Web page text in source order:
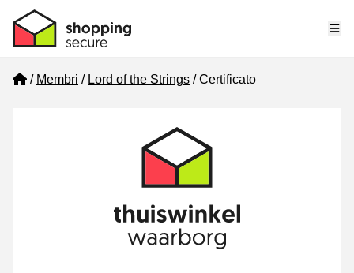
Home
Membri Lord of the Strings Certificato